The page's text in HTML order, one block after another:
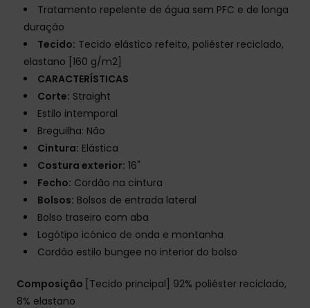
Tratamento repelente de água sem PFC e de longa
duração
Tecido: Tecido elástico refeito, poliéster reciclado,
elastano [160 g/m2]
CARACTERÍSTICAS
Corte: Straight
Estilo intemporal
Breguilha: Não
Cintura: Elástica
Costura exterior: 16"
Fecho: Cordão na cintura
Bolsos: Bolsos de entrada lateral
Bolso traseiro com aba
Logótipo icónico de onda e montanha
Cordão estilo bungee no interior do bolso
Composição [Tecido principal] 92% poliéster reciclado,
8% elastano